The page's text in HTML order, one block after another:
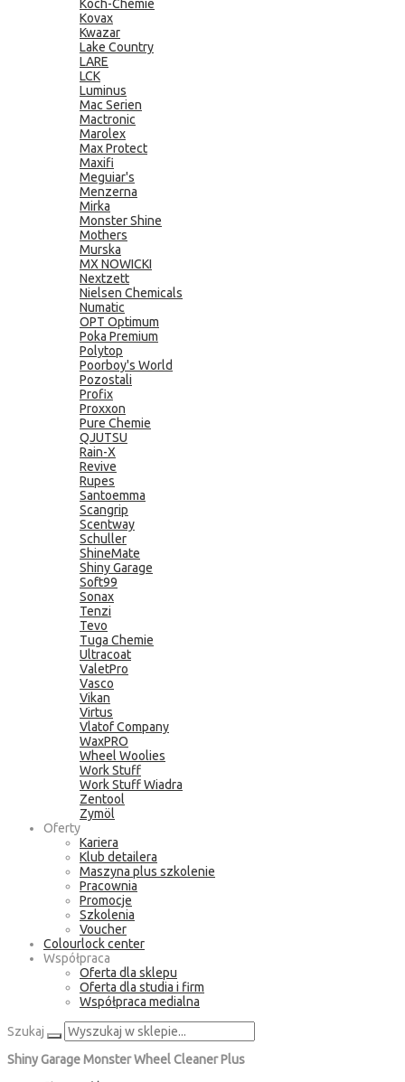
Koch-Chemie
Kovax
Kwazar
Lake Country
LARE
LCK
Luminus
Mac Serien
Mactronic
Marolex
Max Protect
Maxifi
Meguiar's
Menzerna
Mirka
Monster Shine
Mothers
Murska
MX NOWICKI
Nextzett
Nielsen Chemicals
Numatic
OPT Optimum
Poka Premium
Polytop
Poorboy's World
Pozostali
Profix
Proxxon
Pure Chemie
QJUTSU
Rain-X
Revive
Rupes
Santoemma
Scangrip
Scentway
Schuller
ShineMate
Shiny Garage
Soft99
Sonax
Tenzi
Tevo
Tuga Chemie
Ultracoat
ValetPro
Vasco
Vikan
Virtus
Vlatof Company
WaxPRO
Wheel Woolies
Work Stuff
Work Stuff Wiadra
Zentool
Zymöl
Oferty
Kariera
Klub detailera
Maszyna plus szkolenie
Pracownia
Promocje
Szkolenia
Voucher
Colourlock center
Współpraca
Oferta dla sklepu
Oferta dla studia i firm
Współpraca medialna
Szukaj
Shiny Garage Monster Wheel Cleaner Plus